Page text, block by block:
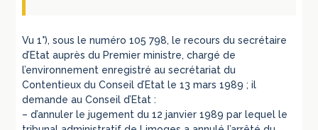
Vu 1°), sous le numéro 105 798, le recours du secrétaire
d’Etat auprès du Premier ministre, chargé de
l’environnement enregistré au secrétariat du
Contentieux du Conseil d’Etat le 13 mars 1989 ; il
demande au Conseil d’Etat :
– d’annuler le jugement du 12 janvier 1989 par lequel le